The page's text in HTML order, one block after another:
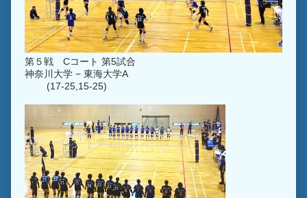
第５戦 Cコート 第5試合
神奈川大学 − 東海大学A
(17-25,15-25)